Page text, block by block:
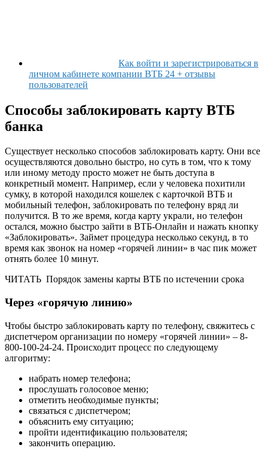
Как войти и зарегистрироваться в
личном кабинете компании ВТБ 24 + отзывы
пользователей
Способы заблокировать карту ВТБ
банка
Существует несколько способов заблокировать карту. Они все
осуществляются довольно быстро, но суть в том, что к тому
или иному методу просто может не быть доступа в
конкретный момент. Например, если у человека похитили
сумку, в которой находился кошелек с карточкой ВТБ и
мобильный телефон, заблокировать по телефону вряд ли
получится. В то же время, когда карту украли, но телефон
остался, можно быстро зайти в ВТБ-Онлайн и нажать кнопку
«Заблокировать». Займет процедура несколько секунд, в то
время как звонок на номер «горячей линии» в час пик может
отнять более 10 минут.
ЧИТАТЬ Порядок замены карты ВТБ по истечении срока
Через «горячую линию»
Чтобы быстро заблокировать карту по телефону, свяжитесь с
диспетчером организации по номеру «горячей линии» – 8-
800-100-24-24. Происходит процесс по следующему
алгоритму:
набрать номер телефона;
прослушать голосовое меню;
отметить необходимые пункты;
связаться с диспетчером;
объяснить ему ситуацию;
пройти идентификацию пользователя;
закончить операцию.